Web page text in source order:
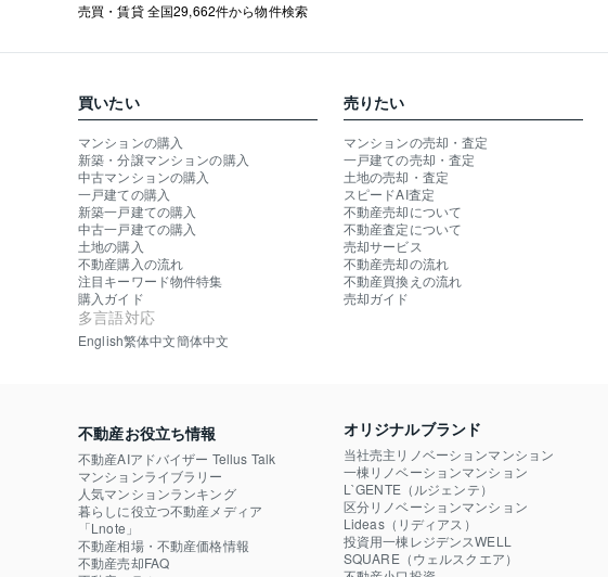
売買・賃貸 全国29,662件から物件検索
買いたい
マンションの購入
新築・分譲マンションの購入
中古マンションの購入
一戸建ての購入
新築一戸建ての購入
中古一戸建ての購入
土地の購入
不動産購入の流れ
注目キーワード物件特集
購入ガイド
多言語対応
English繁体中文簡体中文
売りたい
マンションの売却・査定
一戸建ての売却・査定
土地の売却・査定
スピードAI査定
不動産売却について
不動産査定について
売却サービス
不動産売却の流れ
不動産買換えの流れ
売却ガイド
不動産お役立ち情報
不動産AIアドバイザー Tellus Talk
マンションライブラリー
人気マンションランキング
暮らしに役立つ不動産メディア
「Lnote」
不動産相場・不動産価格情報
不動産売却FAQ
オリジナルブランド
当社売主リノベーションマンション
一棟リノベーションマンション
L`GENTE（ルジェンテ）
区分リノベーションマンション
Lideas（リディアス）
投資用一棟レジデンスWELL
SQUARE（ウェルスクエア）